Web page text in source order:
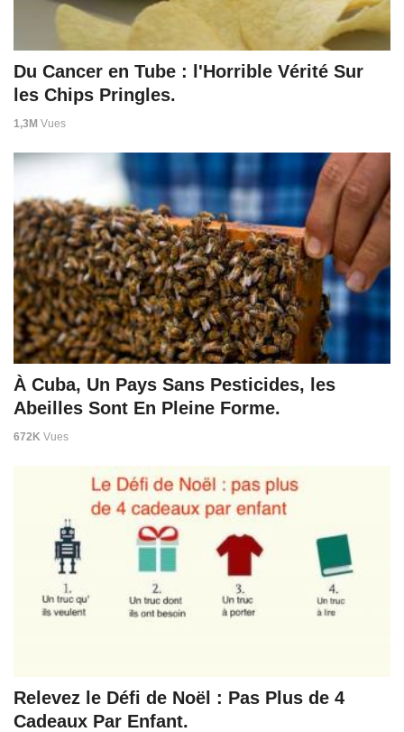
Du Cancer en Tube : l'Horrible Vérité Sur
les Chips Pringles.
1,3M Vues
À Cuba, Un Pays Sans Pesticides, les
Abeilles Sont En Pleine Forme.
672K Vues
Relevez le Défi de Noël : Pas Plus de 4
Cadeaux Par Enfant.